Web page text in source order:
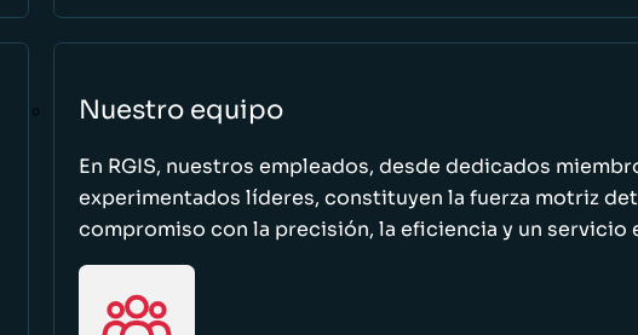
Nuestro equipo
En RGIS, nuestros empleados, desde dedicados
experimentados líderes, constituyen la fuerza motriz
compromiso con la precisión, la eficiencia y un servicio